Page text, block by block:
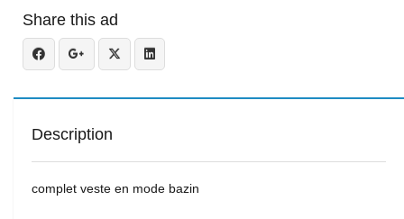
Share this ad
Description
complet veste en mode bazin